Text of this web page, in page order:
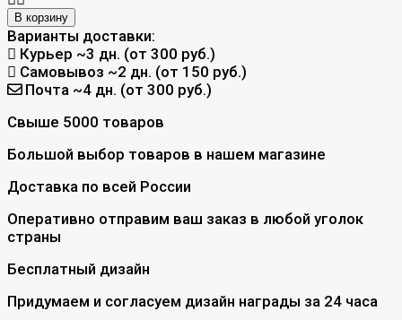
В корзину
Варианты доставки:
Курьер ~3 дн. (от 300 руб.)
Самовывоз ~2 дн. (от 150 руб.)
Почта ~4 дн. (от 300 руб.)
Свыше 5000 товаров
Большой выбор товаров в нашем магазине
Доставка по всей России
Оперативно отправим ваш заказ в любой уголок
страны
Бесплатный дизайн
Придумаем и согласуем дизайн награды за 24 часа